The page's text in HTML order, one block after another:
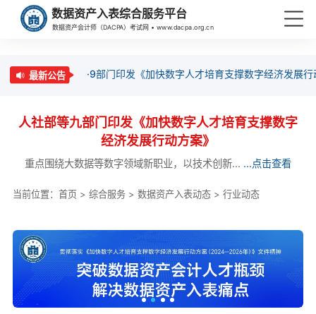
数据资产入表综合服务平台
数据资产会计师（DACPA）考试网 • www.dacpa.org.cn
最新公告 ·9部门印发《加快数字人才培育支撑数字经济发展
人社部等九部门印发《加快数字人才培育支撑数字
经济发展行动方案》
重点围绕大数据等数字领域新职业，以技术创新... ...点击查看
当前位置： 首页> 综合服务> 数据资产入表动态> 行业动态